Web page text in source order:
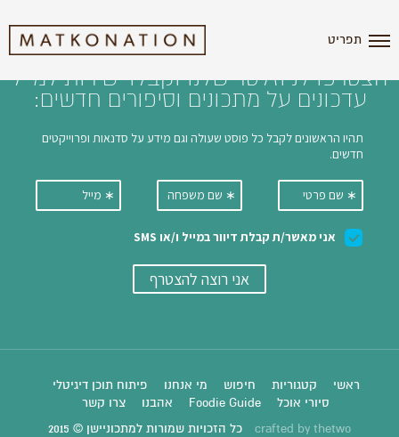
תפריט
הצטרפו לניוזלטר שלנו וקבלו ישירות למייל
עדכונים על מתכונים וסיפורים חדשים:
ראשי קטגוריות חיפוש מי אנחנו
פיתוח תוכן דיגיטלי
סיורי אוכל
Foodie Guide אהבנו צרו קשר
crafted by thetwo כל הזכויות שמורות למתכוניישן © 2015